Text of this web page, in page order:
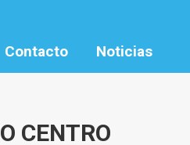
Contacto Noticias
CENTRO